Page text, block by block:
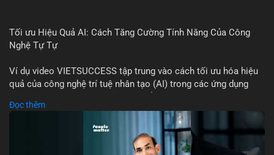
Tối ưu Hiệu Quả AI: Cách Tăng Cường Tính Năng Của Công
Nghệ Tự Tự
Ví dụ video VIETSUCCESS tập trung vào cách tối ưu hóa hiệu
quả của công nghệ trí tuệ nhân tạo (AI) trong các ứng dụng
đoán xu hướng thị trường, và tự động hóa quy trình trong lĩnh
vực tài chính và crypto. Bài đăng nhấn mạnh vai trò của AI
trong việc giảm thiểu sai lầm, tăng tốc độ xử lý, và hỗ trợ quyết
định dựa trên dữ liệu. Điều này đặc biệt quan trọng trong thời
Đọc thêm